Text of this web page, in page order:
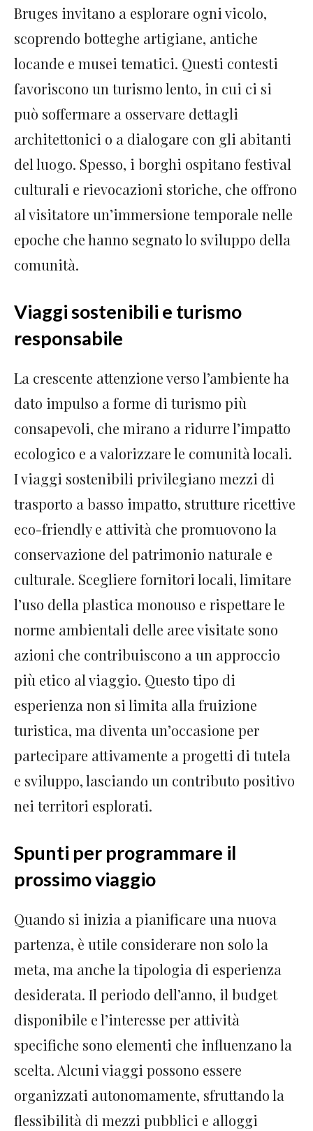
Bruges invitano a esplorare ogni vicolo,
scoprendo botteghe artigiane, antiche
locande e musei tematici. Questi contesti
favoriscono un turismo lento, in cui ci si
può soffermare a osservare dettagli
architettonici o a dialogare con gli abitanti
del luogo. Spesso, i borghi ospitano festival
culturali e rievocazioni storiche, che offrono
al visitatore un’immersione temporale nelle
epoche che hanno segnato lo sviluppo della
comunità.
Viaggi sostenibili e turismo
responsabile
La crescente attenzione verso l’ambiente ha
dato impulso a forme di turismo più
consapevoli, che mirano a ridurre l’impatto
ecologico e a valorizzare le comunità locali.
I viaggi sostenibili privilegiano mezzi di
trasporto a basso impatto, strutture ricettive
eco-friendly e attività che promuovono la
conservazione del patrimonio naturale e
culturale. Scegliere fornitori locali, limitare
l’uso della plastica monouso e rispettare le
norme ambientali delle aree visitate sono
azioni che contribuiscono a un approccio
più etico al viaggio. Questo tipo di
esperienza non si limita alla fruizione
turistica, ma diventa un’occasione per
partecipare attivamente a progetti di tutela
e sviluppo, lasciando un contributo positivo
nei territori esplorati.
Spunti per programmare il
prossimo viaggio
Quando si inizia a pianificare una nuova
partenza, è utile considerare non solo la
meta, ma anche la tipologia di esperienza
desiderata. Il periodo dell’anno, il budget
disponibile e l’interesse per attività
specifiche sono elementi che influenzano la
scelta. Alcuni viaggi possono essere
organizzati autonomamente, sfruttando la
flessibilità di mezzi pubblici e alloggi